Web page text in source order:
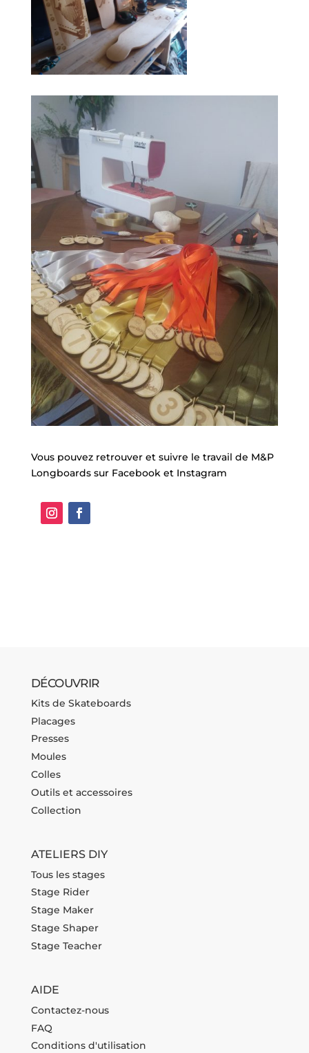
Vous pouvez retrouver et suivre le travail de M&P
Longboards sur Facebook et Instagram
DÉCOUVRIR
Kits de Skateboards
Placages
Presses
Moules
Colles
Outils et accessoires
Collection
ATELIERS DIY
Tous les stages
Stage Rider
Stage Maker
Stage Shaper
Stage Teacher
AIDE
Contactez-nous
FAQ
Conditions d'utilisation